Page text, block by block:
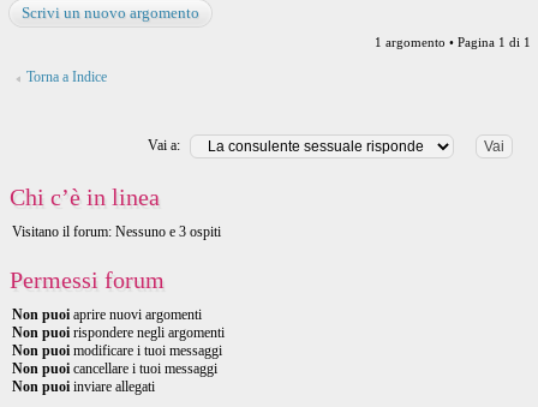
Scrivi un nuovo argomento
1 argomento • Pagina 1 di 1
Torna a Indice
Vai a:
Chi c’è in linea
Visitano il forum: Nessuno e 3 ospiti
Permessi forum
Non puoi aprire nuovi argomenti
Non puoi rispondere negli argomenti
Non puoi modificare i tuoi messaggi
Non puoi cancellare i tuoi messaggi
Non puoi inviare allegati